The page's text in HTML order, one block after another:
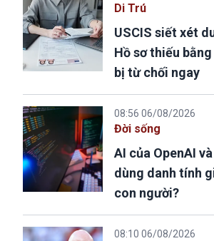
Di Trú
USCIS siết xét
Hồ sơ thiếu
bị từ chối ngay
08:56 06/08/2026
Đời sống
AI của OpenAI
dùng danh tính
con người?
08:10 06/08/2026